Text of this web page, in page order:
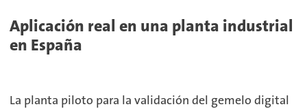
Aplicación real en una planta industrial
en España
La planta piloto para la validación del gemelo digital